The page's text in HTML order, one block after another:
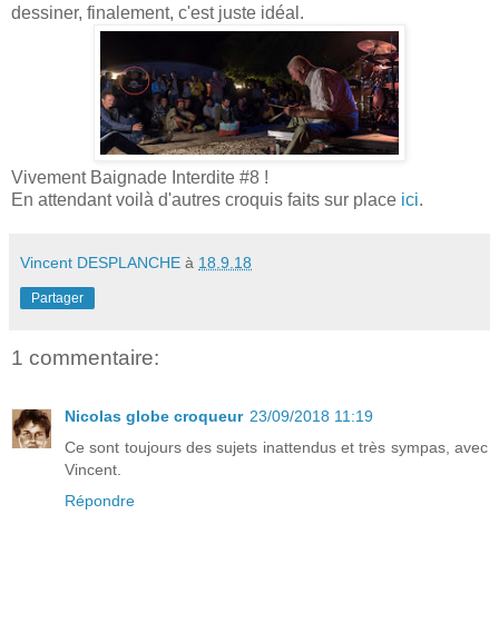
dessiner, finalement, c'est juste idéal.
Vivement Baignade Interdite #8 !
En attendant voilà d'autres croquis faits sur place ici.
Vincent DESPLANCHE à 18.9.18
Partager
1 commentaire:
Nicolas globe croqueur 23/09/2018 11:19
Ce sont toujours des sujets inattendus et très sympas, avec
Vincent.
Répondre